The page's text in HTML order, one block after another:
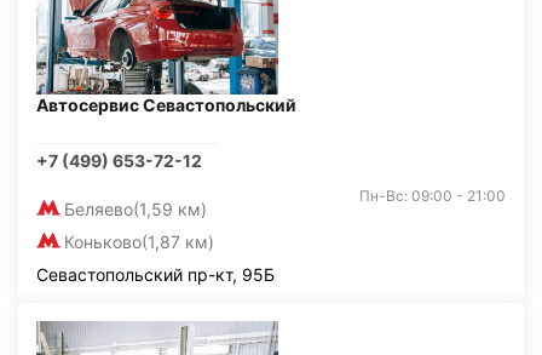
Автосервис Севастопольский
+7 (499) 653-72-12
Беляево(1,59 км)
Коньково(1,87 км)
Пн-Вс: 09:00 - 21:00
Севастопольский пр-кт, 95Б